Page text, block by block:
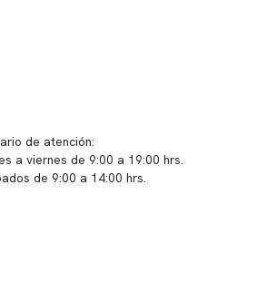
de atención:
a viernes de 9:00 a 19:00 hrs.
de 9:00 a 14:00 hrs.